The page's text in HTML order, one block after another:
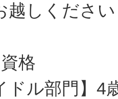
越しください
格
ドル部門】